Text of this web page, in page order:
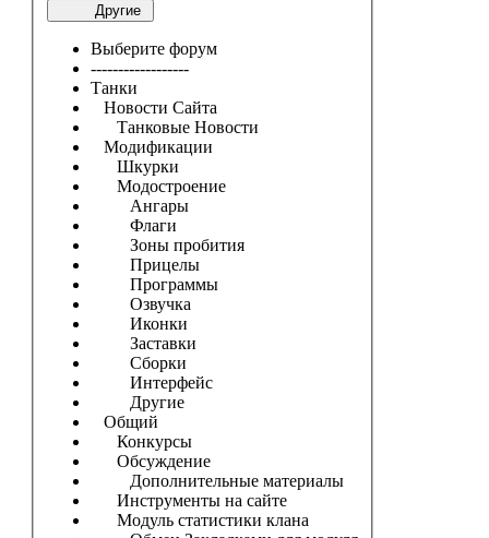
Другие
Выберите форум
------------------
Танки
Новости Сайта
Танковые Новости
Модификации
Шкурки
Модостроение
Ангары
Флаги
Зоны пробития
Прицелы
Программы
Озвучка
Иконки
Заставки
Сборки
Интерфейс
Другие
Общий
Конкурсы
Обсуждение
Дополнительные материалы
Инструменты на сайте
Модуль статистики клана